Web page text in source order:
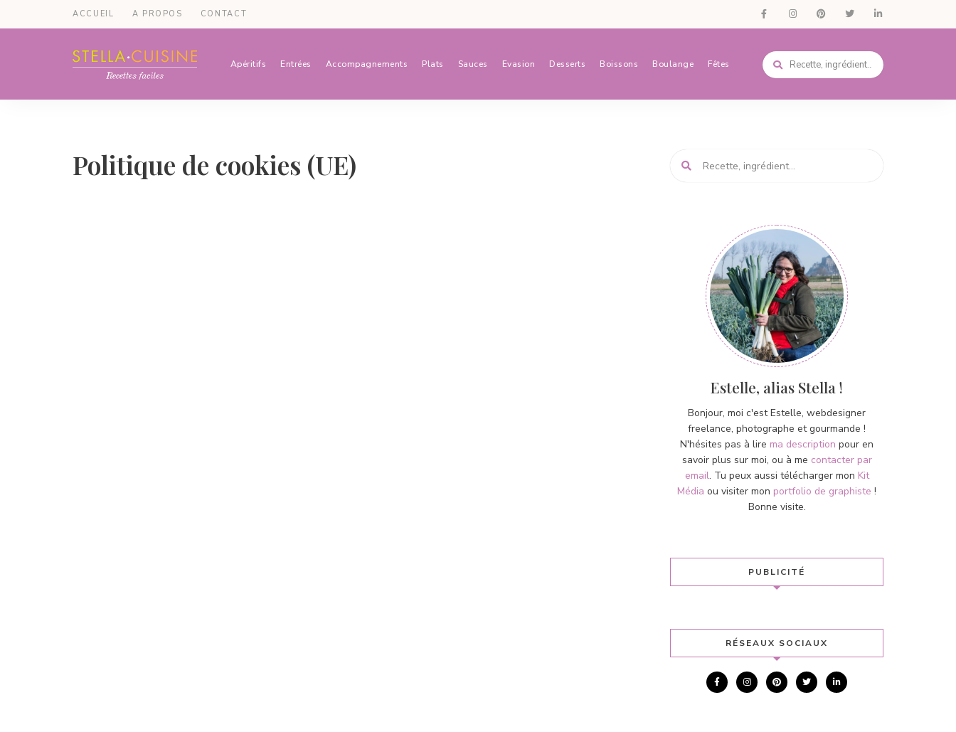
ACCUEIL A PROPOS CONTACT
Recettes
recettes
rapides,
Recettes
Apéritifs Entrées Accompagnements Plats Sauces Evasion Desserts Boissons Boulange Fêtes
Politique de cookies (UE)
Estelle, alias Stella !
Bonjour, moi c'est Estelle, webdesigner
freelance, photographe et gourmande !
N'hésites pas à lire ma description pour en
savoir plus sur moi, ou à me contacter par
email. Tu peux aussi télécharger mon Kit
Média ou visiter mon portfolio de graphiste !
Bonne visite.
PUBLICITÉ
RÉSEAUX SOCIAUX